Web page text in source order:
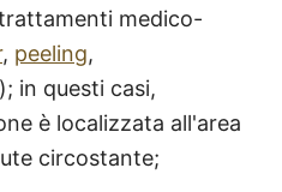
medico-
, peeling,
in questi casi,
è localizzata all'area
circostante;